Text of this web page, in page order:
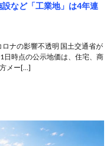
など「工業地」は4年連
ナの影響不透明 国土交通省が
時点の公示地価は、住宅、商
メー[…]